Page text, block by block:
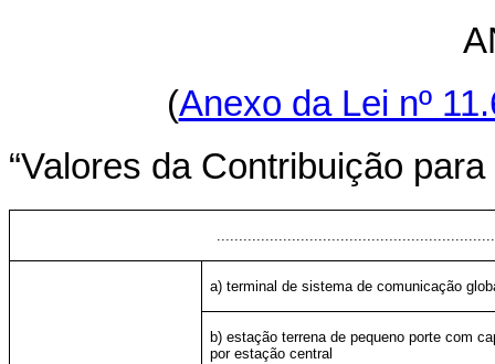
(Anexo da Lei nº
“Valores da Contribuição
a) terminal de sistema de comunicação
b) estação terrena de pequeno porte com
por estação central